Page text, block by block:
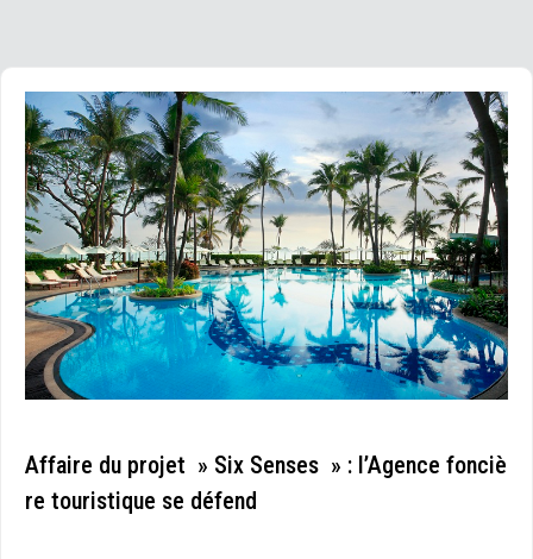
Affaire du projet » Six Senses » : l’Agence fonciè
re touristique se défend